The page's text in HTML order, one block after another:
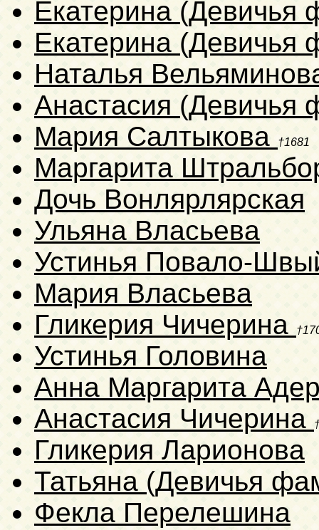
Екатерина (Девичья
Екатерина (Девичья
Наталья
Анастасия (Девичья
Мария Салтыкова
†1681
Маргарита
Дочь Вонлярлярская
Ульяна Власьева
Устинья Повало-
Мария Власьева
Гликерия Чичерина
Устинья Головина
Анна Маргарита
Анастасия Чичерина
Гликерия Ларионова
Татьяна (Девичья
Фекла Перелешина